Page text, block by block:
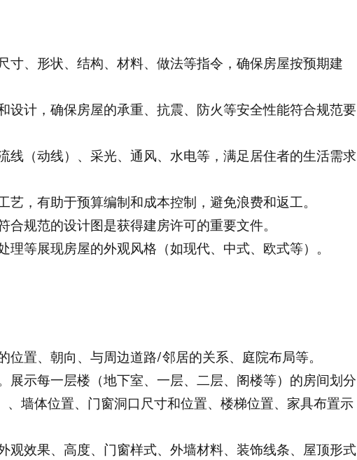
寸、形状、结构、材料、做法等指令，确保房屋按预期建
设计，确保房屋的承重、抗震、防火等安全性能符合规范要
线（动线）、采光、通风、水电等，满足居住者的生活需求
艺，有助于预算编制和成本控制，避免浪费和返工。
合规范的设计图是获得建房许可的重要文件。
理等展现房屋的外观风格（如现代、中式、欧式等）。
位置、朝向、与周边道路/邻居的关系、庭院布局等。
展示每一层楼（地下室、一层、二层、阁楼等）的房间划分
、墙体位置、门窗洞口尺寸和位置、楼梯位置、家具布置示
观效果、高度、门窗样式、外墙材料、装饰线条、屋顶形式